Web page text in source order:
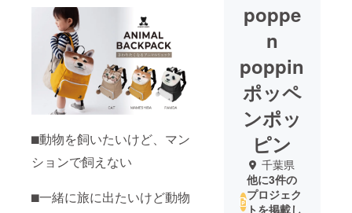
⬛︎動物を飼いたいけど、マン
ションで飼えない
⬛︎一緒に旅に出たいけど動物
poppe
n
poppin
ポッペ
ンポッ
ピン
千葉県
他に3件の
プロジェク
トを掲載し